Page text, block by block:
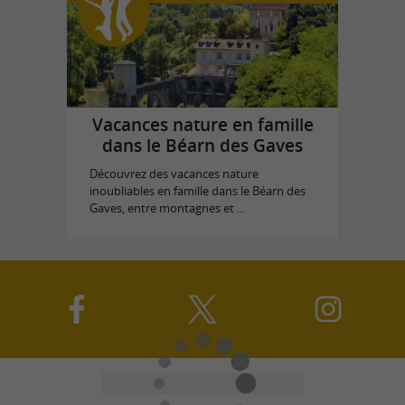
Vacances nature en famille
dans le Béarn des Gaves
Découvrez des vacances nature
inoubliables en famille dans le Béarn des
Gaves, entre montagnes et ...